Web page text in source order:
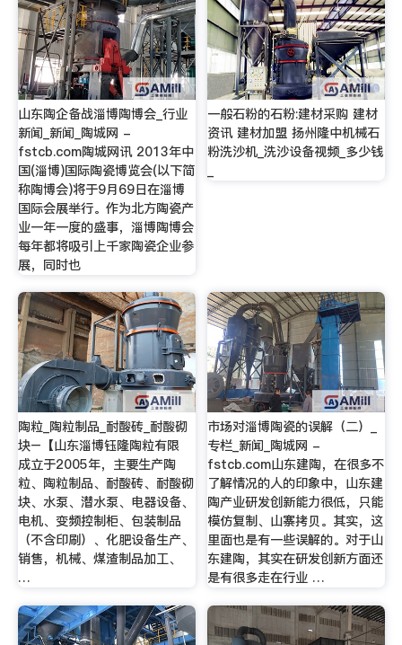
山东陶企备战淄博陶博会_行业
新闻_新闻_陶城网 -
fstcb.com陶城网讯 2013年中
国(淄博)国际陶瓷博览会(以下简
称陶博会)将于9月69日在淄博
国际会展举行。作为北方陶瓷产
业一年一度的盛事，淄博陶博会
每年都将吸引上千家陶瓷企业参
展，同时也
一般石粉的石粉:建材采购 建材
资讯 建材加盟 扬州隆中机械石
粉洗沙机_洗沙设备视频_多少钱
陶粒_陶粒制品_耐酸砖_耐酸砌
块–【山东淄博钰隆陶粒有限
成立于2005年，主要生产陶
粒、陶粒制品、耐酸砖、耐酸砌
块、水泵、潜水泵、电器设备、
电机、变频控制柜、包装制品
（不含印刷）、化肥设备生产、
销售，机械、煤渣制品加工、
…
市场对淄博陶瓷的误解（二）_
专栏_新闻_陶城网 -
fstcb.com山东建陶，在很多不
了解情况的人的印象中，山东建
陶产业研发创新能力很低，只能
模仿复制、山寨拷贝。其实，这
里面也是有一些误解的。对于山
东建陶，其实在研发创新方面还
是有很多走在行业 …